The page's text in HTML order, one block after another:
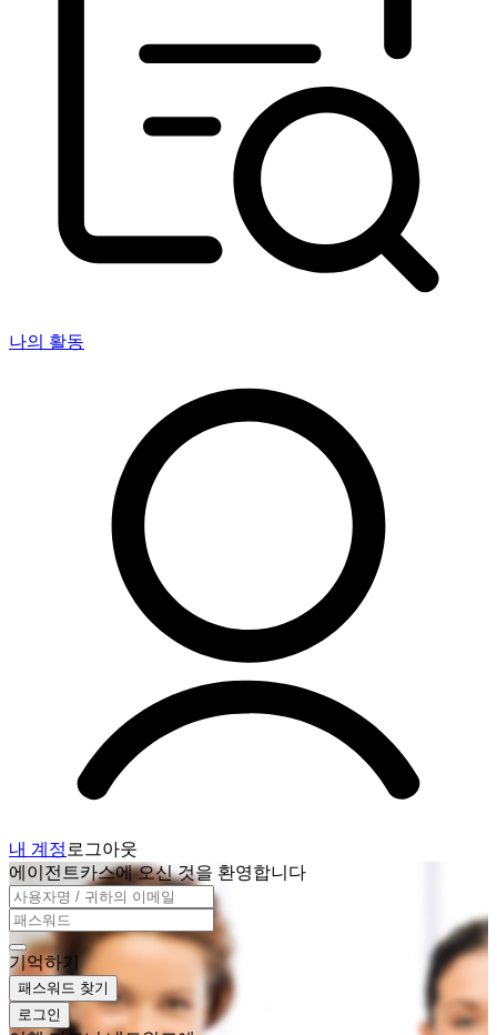
나의 활동
내 계정 로그아웃
에이전트카스에 오신 것을 환영합니다
기억하기
패스워드 찾기
로그인